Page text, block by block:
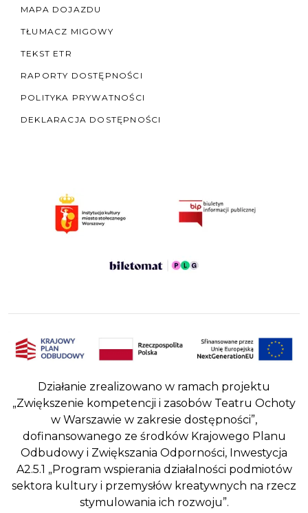
MAPA DOJAZDU
TŁUMACZ MIGOWY
TEKST ETR
RAPORTY DOSTĘPNOŚCI
POLITYKA PRYWATNOŚCI
DEKLARACJA DOSTĘPNOŚCI
Działanie zrealizowano w ramach projektu
„Zwiększenie kompetencji i zasobów Teatru Ochoty
w Warszawie w zakresie dostępności”,
dofinansowanego ze środków Krajowego Planu
Odbudowy i Zwiększania Odporności, Inwestycja
A2.5.1 „Program wspierania działalności podmiotów
sektora kultury i przemysłów kreatywnych na rzecz
stymulowania ich rozwoju”.